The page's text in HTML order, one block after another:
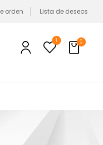
orden Lista de deseos
1 0